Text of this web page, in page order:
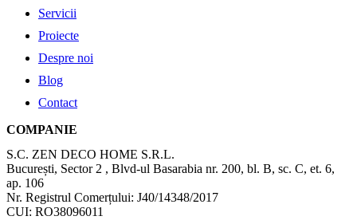
Servicii
Proiecte
Despre noi
Blog
Contact
COMPANIE
S.C. ZEN DECO HOME S.R.L.
București, Sector 2 , Blvd-ul Basarabia nr. 200, bl. B, sc. C, et. 6,
ap. 106
Nr. Registrul Comerțului: J40/14348/2017
CUI: RO38096011